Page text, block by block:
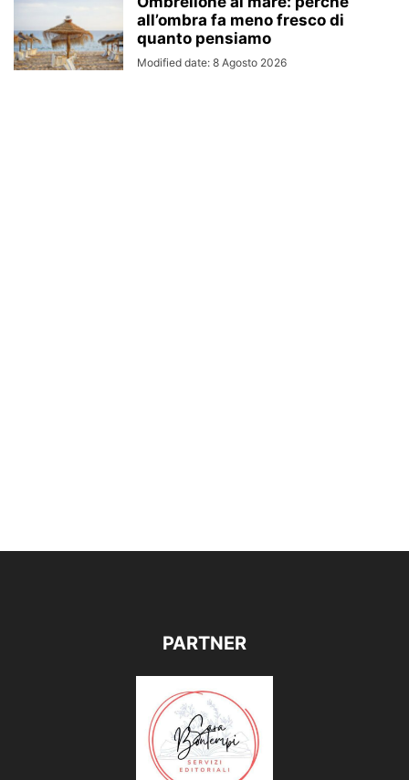
all’ombra fa meno fresco di
quanto pensiamo
Modified date: 8 Agosto 2026
PARTNER